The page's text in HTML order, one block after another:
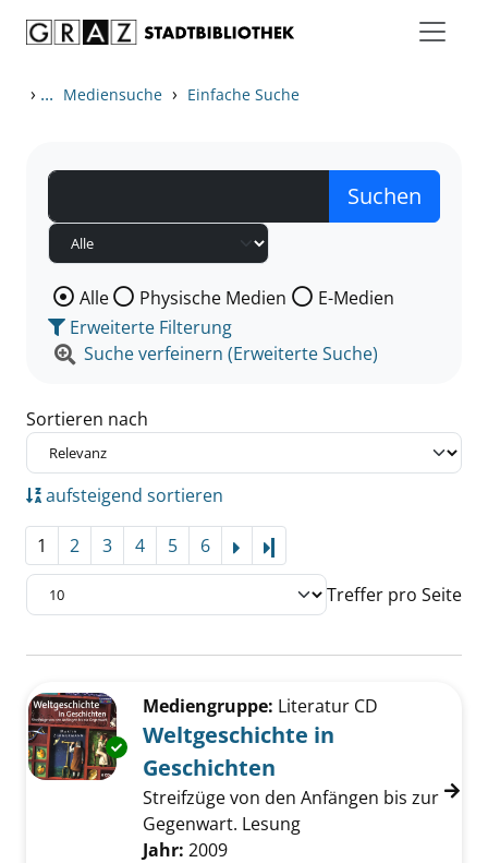
› ... Mediensuche › Einfache Suche
Wählen Sie die Medienart nach der Sie suchen wollen.
Alle Physische Medien
E-Medien
Erweiterte Filterung
Suche verfeinern (Erweiterte Suche)
Sortieren nach
aufsteigend sortieren
1 2 3 4 5 6
Treffer pro Seite
Zu den Suchfiltern springen
Exemplar-Details von Weltgeschichte in
Mediengruppe: Literatur CD
Weltgeschichte in
Geschichten
Streifzüge von den Anfängen bis zur
Gegenwart. Lesung
Suche nach diesem Verfasser
Jahr: 2009